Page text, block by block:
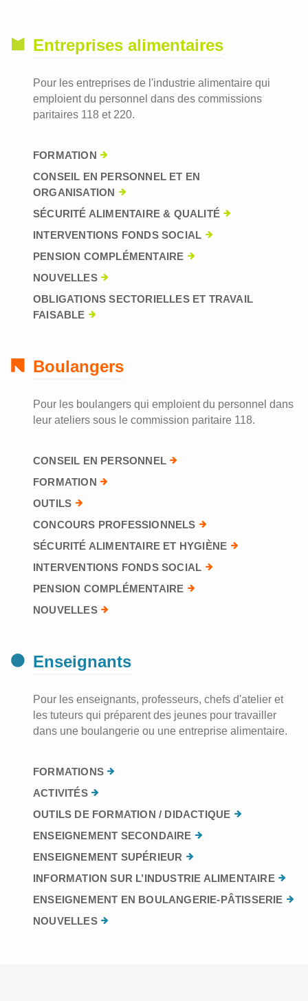
Entreprises alimentaires
Pour les entreprises de l'industrie alimentaire qui
emploient du personnel dans des commissions
paritaires 118 et 220.
FORMATION
CONSEIL EN PERSONNEL ET EN
ORGANISATION
SÉCURITÉ ALIMENTAIRE & QUALITÉ
INTERVENTIONS FONDS SOCIAL
PENSION COMPLÉMENTAIRE
NOUVELLES
OBLIGATIONS SECTORIELLES ET TRAVAIL
FAISABLE
Boulangers
Pour les boulangers qui emploient du personnel dans
leur ateliers sous le commission paritaire 118.
CONSEIL EN PERSONNEL
FORMATION
OUTILS
CONCOURS PROFESSIONNELS
SÉCURITÉ ALIMENTAIRE ET HYGIÈNE
INTERVENTIONS FONDS SOCIAL
PENSION COMPLÉMENTAIRE
NOUVELLES
Enseignants
Pour les enseignants, professeurs, chefs d'atelier et
les tuteurs qui préparent des jeunes pour travailler
dans une boulangerie ou une entreprise alimentaire.
FORMATIONS
ACTIVITÉS
OUTILS DE FORMATION / DIDACTIQUE
ENSEIGNEMENT SECONDAIRE
ENSEIGNEMENT SUPÉRIEUR
INFORMATION SUR L’INDUSTRIE ALIMENTAIRE
ENSEIGNEMENT EN BOULANGERIE-PÂTISSERIE
NOUVELLES